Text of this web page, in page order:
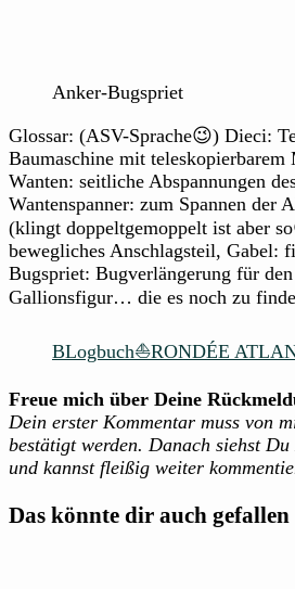
Anker-Bugspriet
Glossar: (ASV-Sprache😉) Dieci:
Baumaschine mit teleskopierbarem
Wanten: seitliche Abspannungen
Wantenspanner: zum Spannen der
(klingt doppeltgemoppelt ist aber
bewegliches Anschlagsteil, Gabel:
Bugspriet: Bugverlängerung für
Gallionsfigur… die es noch zu
BLogbuch⛵RONDÉE
Freue mich über Deine
Dein erster Kommentar muss von
bestätigt werden. Danach siehst
und kannst fleißig weiter
Das könnte dir auch gefallen